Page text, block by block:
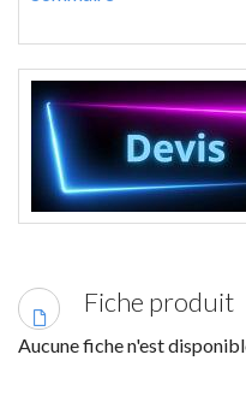
Fiche produit
Aucune fiche n'est